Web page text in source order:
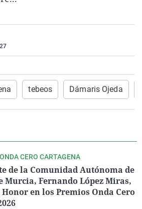
Gente viajera
Retornados
Galicia
País Vasco
Televisión
tebeos Dámaris Ojeda
CERO CARTAGENA
de la Comunidad Autónoma de
Murcia, Fernando López Miras,
en los Premios Onda Cero